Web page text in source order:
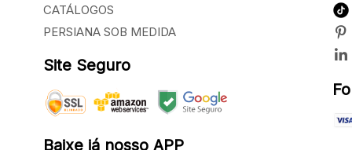
CATÁLOGOS
PERSIANA SOB MEDIDA
Site Seguro
Baixe já nosso APP